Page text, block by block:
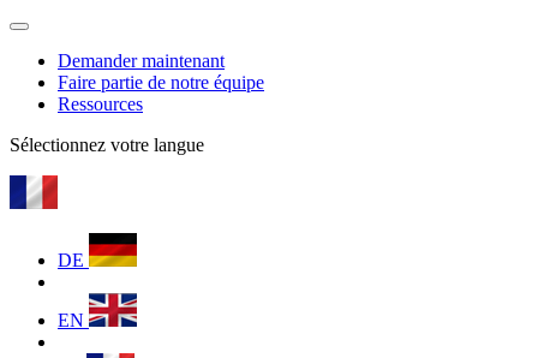
Demander maintenant
Faire partie de notre équipe
Ressources
Sélectionnez votre langue
DE
EN